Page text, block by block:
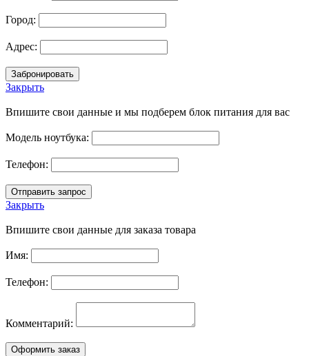
Город:
Адрес:
Закрыть
Впишите свои данные и мы подберем блок питания для вас
Модель ноутбука:
Телефон:
Закрыть
Впишите свои данные для заказа товара
Имя:
Телефон:
Комментарий: